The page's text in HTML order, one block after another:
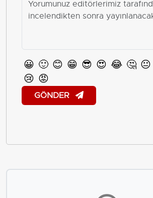
😀 🙂 😊 😁 😎 😍 😂 🤔 😐
😢 😡
GÖNDER